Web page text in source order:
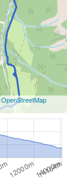
OpenStreetMap